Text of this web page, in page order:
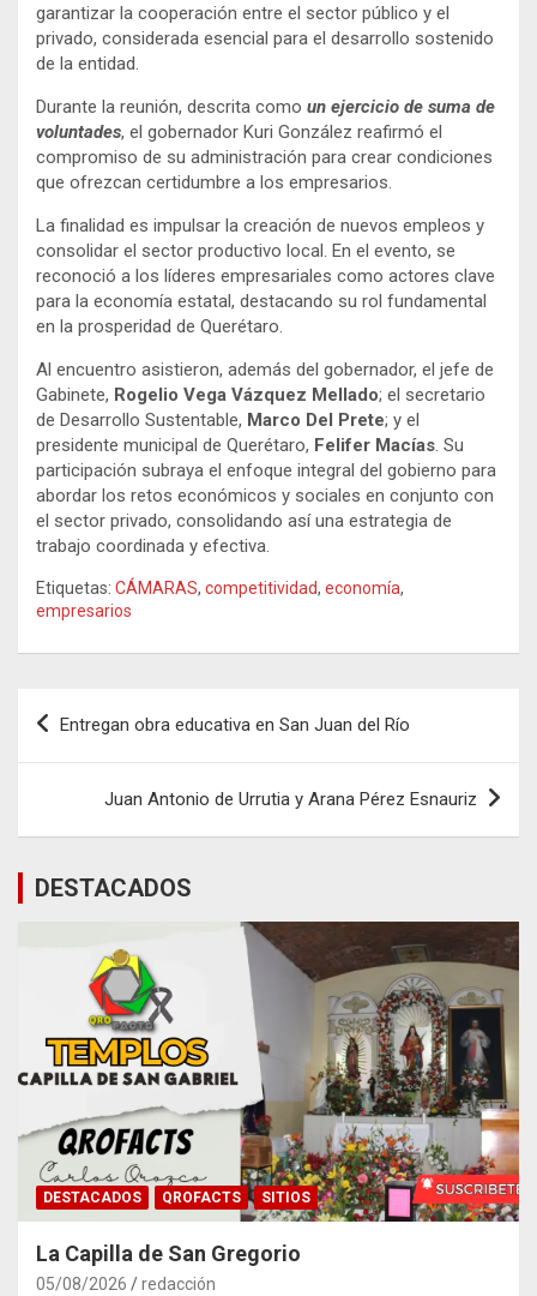
garantizar la cooperación entre el sector público y el
privado, considerada esencial para el desarrollo sostenido
de la entidad.
Durante la reunión, descrita como un ejercicio de suma de
voluntades, el gobernador Kuri González reafirmó el
compromiso de su administración para crear condiciones
que ofrezcan certidumbre a los empresarios.
La finalidad es impulsar la creación de nuevos empleos y
consolidar el sector productivo local. En el evento, se
reconoció a los líderes empresariales como actores clave
para la economía estatal, destacando su rol fundamental
en la prosperidad de Querétaro.
Al encuentro asistieron, además del gobernador, el jefe de
Gabinete, Rogelio Vega Vázquez Mellado; el secretario
de Desarrollo Sustentable, Marco Del Prete; y el
presidente municipal de Querétaro, Felifer Macías. Su
participación subraya el enfoque integral del gobierno para
abordar los retos económicos y sociales en conjunto con
el sector privado, consolidando así una estrategia de
trabajo coordinada y efectiva.
Etiquetas: CÁMARAS, competitividad, economía,
empresarios
Navegación
de
Entregan obra educativa en San Juan del Río
Juan Antonio de Urrutia y Arana Pérez Esnauriz
DESTACADOS
DESTACADOS QROFACTS SITIOS
La Capilla de San Gregorio
05/08/2026 redacción